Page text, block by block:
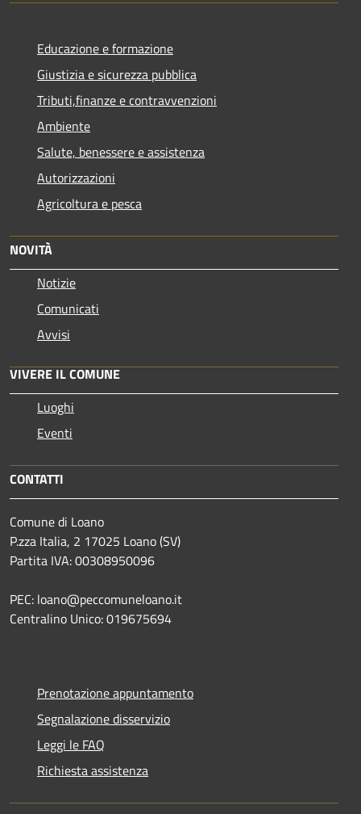
Educazione e formazione
Giustizia e sicurezza pubblica
Tributi,finanze e contravvenzioni
Ambiente
Salute, benessere e assistenza
Autorizzazioni
Agricoltura e pesca
NOVITÀ
Notizie
Comunicati
Avvisi
VIVERE IL COMUNE
Luoghi
Eventi
CONTATTI
Comune di Loano
P.zza Italia, 2 17025 Loano (SV)
Partita IVA: 00308950096
PEC: loano@peccomuneloano.it
Centralino Unico: 019675694
Prenotazione appuntamento
Segnalazione disservizio
Leggi le FAQ
Richiesta assistenza